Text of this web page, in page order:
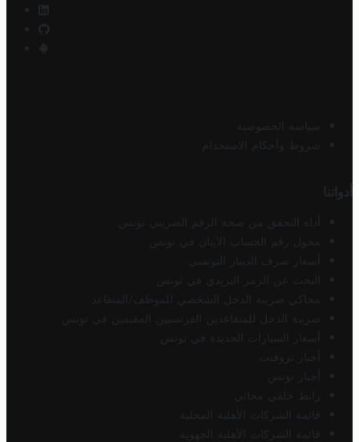
سياسة الخصوصية
شروط وأحكام الاستخدام
أدواتنا
أداة التحقق من صحة الرقم الضريبي تونس
محول رقم الحساب الآيبان في تونس
أسعار صرف الدينار التونسي
البحث عن الرمز البريدي في تونس
محاكي ضريبة الدخل الشخصي للموظف/المتقاعد
ضريبة الدخل للمتقاعدين الفرنسيين المقيمين في تونس
أسعار السيارات الجديدة في تونس
أخبار تروفيت
أخبار تونس
رابط خلفي مجاني
قائمة الشركات الأهلية المحلية
قائمة الشركات الأهلية الجهوية